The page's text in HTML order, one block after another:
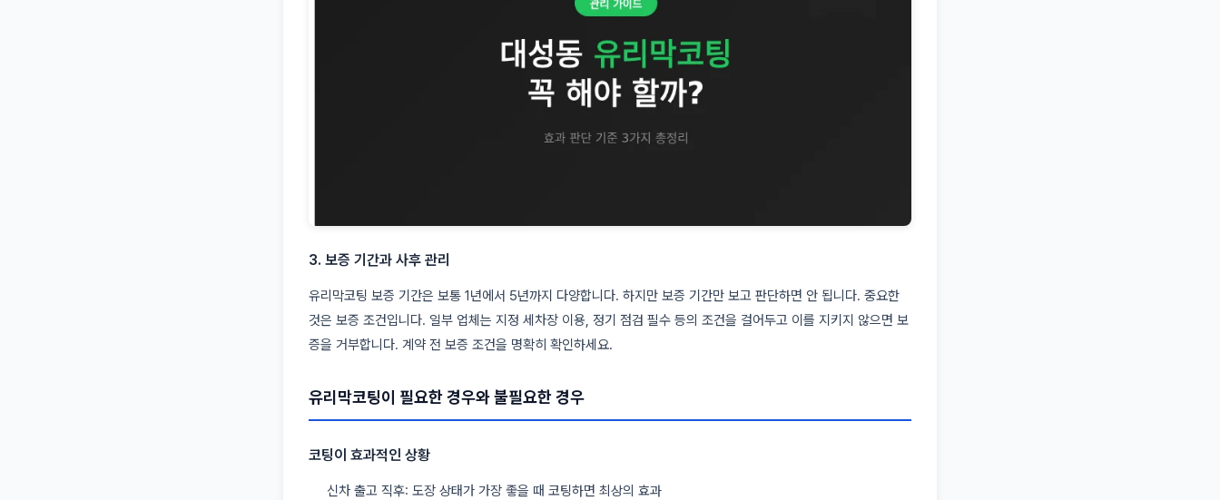
3. 보증 기간과 사후 관리
유리막코팅 보증 기간은 보통 1년에서 5년까지 다양합니다. 하지만 보증 기간만 보고 판단하면 안 됩니다. 중요한
것은 보증 조건입니다. 일부 업체는 지정 세차장 이용, 정기 점검 필수 등의 조건을 걸어두고 이를 지키지 않으면 보
증을 거부합니다. 계약 전 보증 조건을 명확히 확인하세요.
유리막코팅이 필요한 경우와 불필요한 경우
코팅이 효과적인 상황
신차 출고 직후: 도장 상태가 가장 좋을 때 코팅하면 최상의 효과